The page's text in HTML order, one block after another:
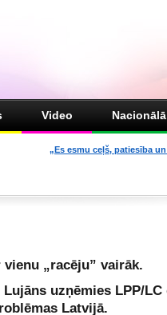
Video
„Es esmu ceļš, patiesība
„racēju” vairāk.
uzņēmies LPP/LC
Latvijā.